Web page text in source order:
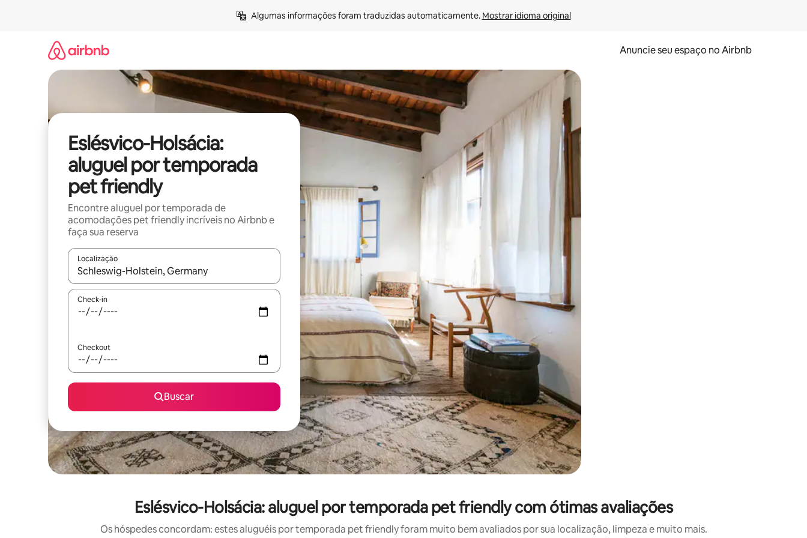
Algumas informações foram traduzidas automaticamente. Mostrar idioma original
Anuncie seu espaço no Airbnb
Eslésvico-Holsácia:
aluguel por temporada
pet friendly
Encontre aluguel por temporada de
acomodações pet friendly incríveis no Airbnb e
faça sua reserva
Localização
Quando os resultados estiverem disponíveis, explore-os usando as seta para cima e para baixo do teclado ou tocando e deslizando o dedo na tela.
Check-in
Checkout
Buscar
Eslésvico-Holsácia: aluguel por temporada pet friendly com ótimas avaliações
Os hóspedes concordam: estes aluguéis por temporada pet friendly foram muito bem avaliados por sua localização, limpeza e muito mais.